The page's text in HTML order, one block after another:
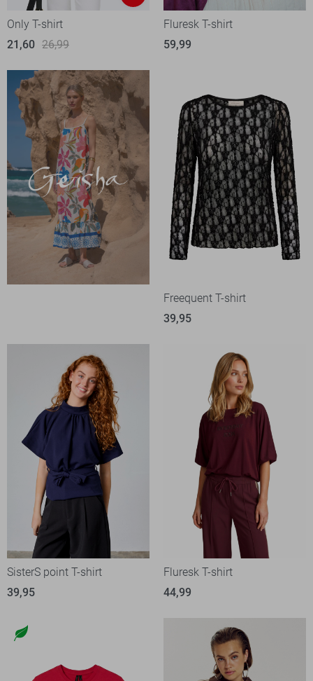
Only T-shirt
21,60 26,99
Fluresk T-shirt
59,99
Freequent T-shirt
39,95
SisterS point T-shirt
39,95
Fluresk T-shirt
44,99